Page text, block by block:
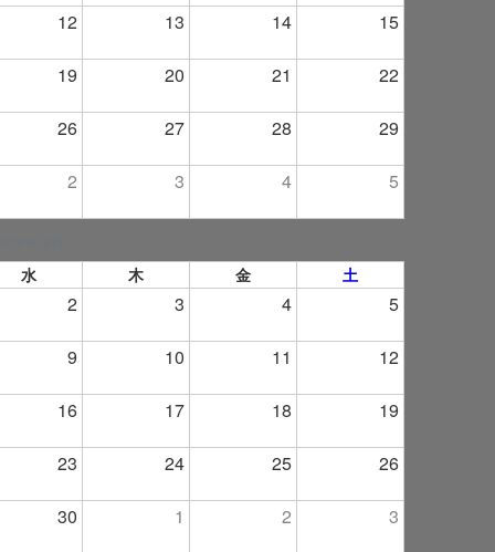
12 13 14 15
19 20 21 22
26 27 28 29
2 3 4 5
水 木 金 土
2 3 4 5
9 10 11 12
16 17 18 19
23 24 25 26
30 1 2 3